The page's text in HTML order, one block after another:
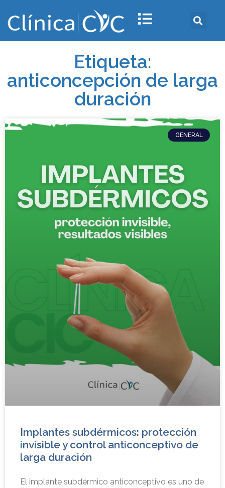
Etiqueta:
anticoncepción de larga
duración
GENERAL
Implantes subdérmicos: protección
invisible y control anticonceptivo de
larga duración
El implante subdérmico anticonceptivo es uno de